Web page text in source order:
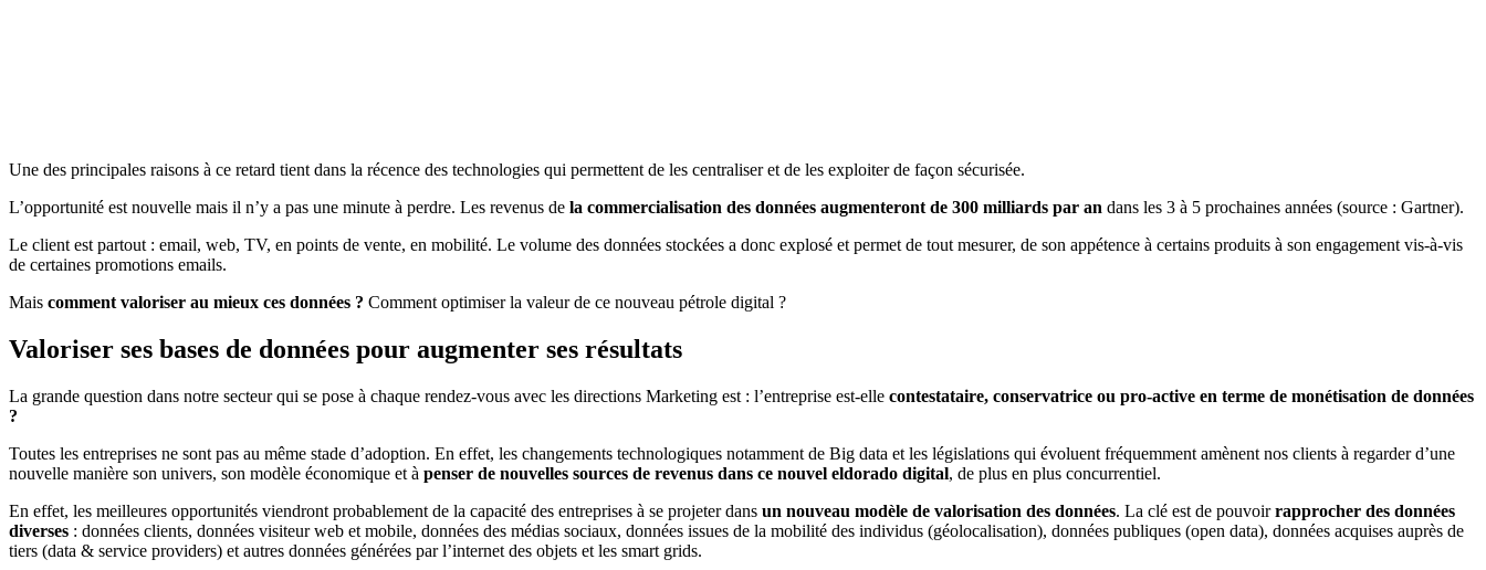
Une des principales raisons à ce retard tient dans la récence des technologies qui permettent de les centraliser et de les exploiter de façon sécurisée.
L’opportunité est nouvelle mais il n’y a pas une minute à perdre. Les revenus de la commercialisation des données augmenteront de 300 milliards par an dans les 3 à 5 prochaines années (source : Gartner).
Le client est partout : email, web, TV, en points de vente, en mobilité. Le volume des données stockées a donc explosé et permet de tout mesurer, de son appétence à certains produits à son engagement vis-à-vis
de certaines promotions emails.
Mais comment valoriser au mieux ces données ? Comment optimiser la valeur de ce nouveau pétrole digital ?
Valoriser ses bases de données pour augmenter ses résultats
La grande question dans notre secteur qui se pose à chaque rendez-vous avec les directions Marketing est : l’entreprise est-elle contestataire, conservatrice ou pro-active en terme de monétisation de données
?
Toutes les entreprises ne sont pas au même stade d’adoption. En effet, les changements technologiques notamment de Big data et les législations qui évoluent fréquemment amènent nos clients à regarder d’une
nouvelle manière son univers, son modèle économique et à penser de nouvelles sources de revenus dans ce nouvel eldorado digital, de plus en plus concurrentiel.
En effet, les meilleures opportunités viendront probablement de la capacité des entreprises à se projeter dans un nouveau modèle de valorisation des données. La clé est de pouvoirrapprocher des données
diverses : données clients, données visiteur web et mobile, données des médias sociaux, données issues de la mobilité des individus (géolocalisation), données publiques (open data), données acquises auprès de
tiers (data & service providers) et autres données générées par l’internet des objets et les smart grids.